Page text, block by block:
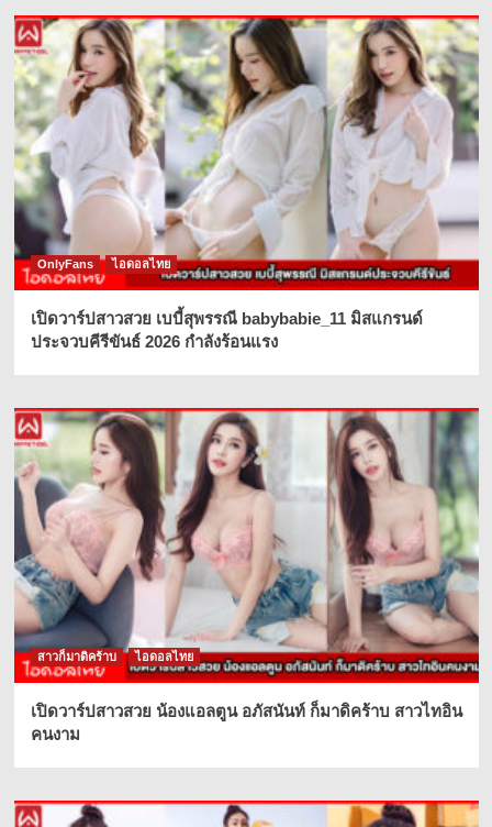
OnlyFans ไอดอลไทย
เปิดวาร์ปสาวสวย เบบี้สุพรรณี babybabie_11 มิสแกรนด์
ประจวบคีรีขันธ์ 2026 กำลังร้อนแรง
สาวก็มาดิคร้าบ ไอดอลไทย
เปิดวาร์ปสาวสวย น้องแอลตูน อภัสนันท์ ก็มาดิคร้าบ สาวไทอิน
คนงาม